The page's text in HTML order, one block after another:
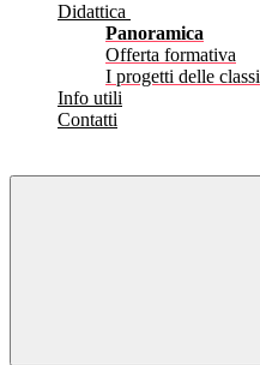
Didattica
Panoramica
Offerta formativa
I progetti delle classi
Info utili
Contatti